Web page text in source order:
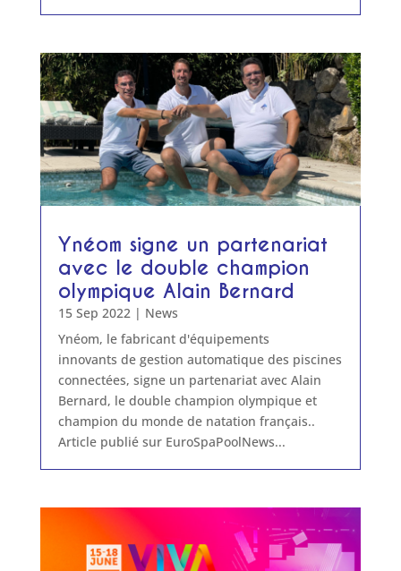
Ynéom signe un partenariat
avec le double champion
olympique Alain Bernard
15 Sep 2022| News
Ynéom, le fabricant d'équipements
innovants de gestion automatique des piscines
connectées, signe un partenariat avec Alain
Bernard, le double champion olympique et
champion du monde de natation français..
Article publié sur EuroSpaPoolNews...